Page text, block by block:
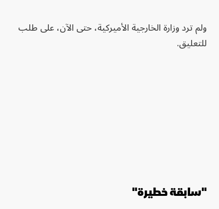
ولم ترد وزارة الخارجية الأميركية، حتى الآن، على طلب
للتعليق.
"سابقة خطيرة"